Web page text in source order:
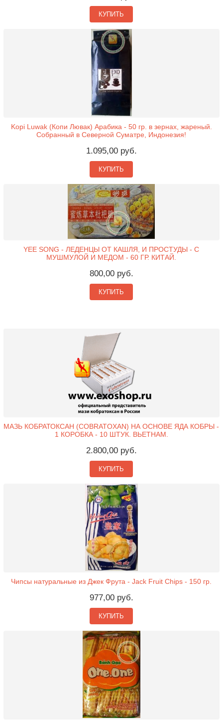
КУПИТЬ
Kopi Luwak (Копи Лювак) Арабика - 50 гр. в зернах, жареный.
Собранный в Северной Суматре, Индонезия!
1.095,00 руб.
КУПИТЬ
YEE SONG - ЛЕДЕНЦЫ ОТ КАШЛЯ, И ПРОСТУДЫ - С
МУШМУЛОЙ И МЕДОМ - 60 ГР. КИТАЙ.
800,00 руб.
КУПИТЬ
МАЗЬ КОБРАТОКСАН (COBRATOXAN) НА ОСНОВЕ ЯДА КОБРЫ -
1 КОРОБКА - 10 ШТУК. ВЬЕТНАМ.
2.800,00 руб.
КУПИТЬ
Чипсы натуральные из Джек Фрута - Jack Fruit Chips - 150 гр.
977,00 руб.
КУПИТЬ